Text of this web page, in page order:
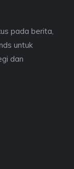
pada berita,
untuk
dan